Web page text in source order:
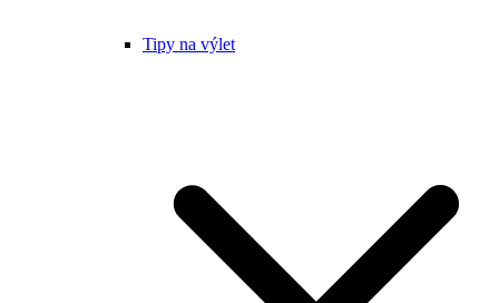
Tipy na výlet